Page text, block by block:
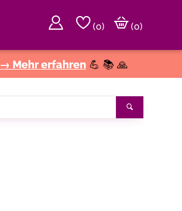
(0)
(0)
→ Mehr erfahren 💪 📚 🙏